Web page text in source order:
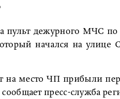
пульт дежурного МЧС
начался на
на место ЧП прибыли
пресс-служба